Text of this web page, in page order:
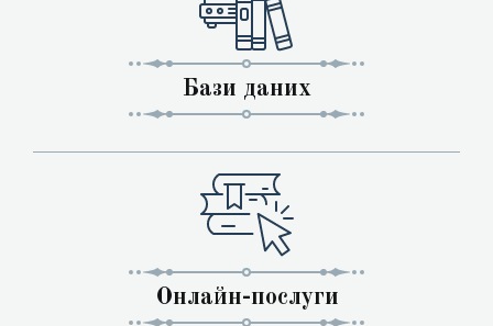
Бази даних
Онлайн-послуги